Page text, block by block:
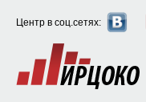
Центр в соц.сетях: